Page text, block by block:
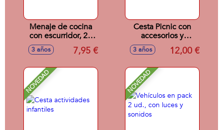
Menaje de cocina
con escurridor, 20
piezas
3 años 7,95 €
Cesta Picnic con
accesorios y
batidora
3 años 12,00 €
NOVEDAD NOVEDAD